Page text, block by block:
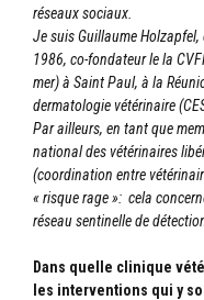
réseaux sociaux.
Je suis Guillaume Holzapfel,
1986, co-fondateur le la
mer) à Saint Paul, à la
dermatologie vétérinaire
Par ailleurs, en tant que
national des vétérinaires
(coordination entre
« risque rage »: cela
réseau sentinelle de
Dans quelle clinique
les interventions qui y